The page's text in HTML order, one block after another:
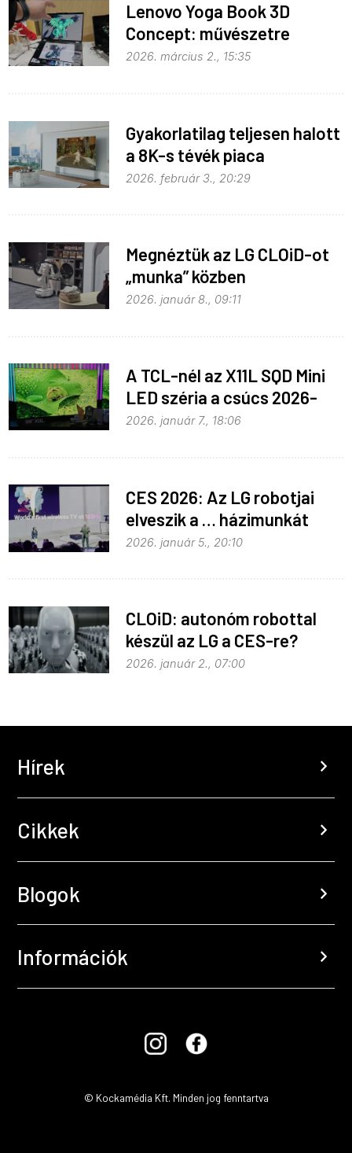
Lenovo Yoga Book 3D
Concept: művészetre
fejlesztve
2026. március 2., 15:35
Gyakorlatilag teljesen halott
a 8K-s tévék piaca
2026. február 3., 20:29
Megnéztük az LG CLOiD-ot
„munka” közben
2026. január 8., 09:11
A TCL-nél az X11L SQD Mini
LED széria a csúcs 2026-
ban
2026. január 7., 18:06
CES 2026: Az LG robotjai
elveszik a … házimunkát
2026. január 5., 20:10
CLOiD: autonóm robottal
készül az LG a CES-re?
2026. január 2., 07:00
Hírek chevron_right
Cikkek chevron_right
Blogok chevron_right
Információk chevron_right
© Kockamédia Kft. Minden jog fenntartva